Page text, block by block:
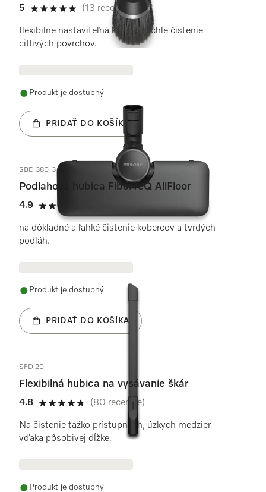
5
5 / 5
(13 recenzie)
flexibilne nastaviteľná kefa na rýchle čistenie
citlivých povrchov.
Produkt je dostupný
PRIDAŤ DO KOŠÍKA
SBD 380-3
Podlahová hubica FiberTeQ AllFloor
4.9
4.9 / 5
na dôkladné a ľahké čistenie kobercov a tvrdých
podláh.
Produkt je dostupný
PRIDAŤ DO KOŠÍKA
SFD 20
Flexibilná hubica na vysávanie škár
4.8
4.8 / 5
(80 recenzie)
Na čistenie ťažko prístupných, úzkych medzier
vďaka pôsobivej dĺžke.
Produkt je dostupný